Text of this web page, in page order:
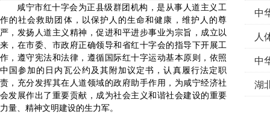
2021-12-30
咸宁市红十字会为正县级群团机构，是从事人道主义工
作的社会救助团体，以保护人的生命和健康，维护人的尊
严，发扬人道主义精神，促进和平进步事业为宗旨，成立以
来，在市委、市政府正确领导和省红十字会的指导下开展工
作，遵守宪法和法律，遵循国际红十字运动基本原则，依照
中国参加的日内瓦公约及其附加议定书，认真履行法定职
责，充分发挥其在人道领域的政府助手作用，为咸宁经济社
会发展作出了重要贡献，成为社会主义和谐社会建设的重要
力量、精神文明建设的生力军。
中
人
中
湖